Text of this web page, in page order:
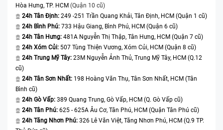
Hòa Hưng, TP. HCM (Quận 10 cũ)
24h Tân Định: 249 -251 Trần Quang Khải, Tân Định, HCM (Quận 1 cũ)
24h Bình Phú: 733 Hậu Giang, Bình Phú, HCM (Quận 6 cũ)
24h Tân Hưng: 481A Nguyễn Thị Thập, Tân Hưng, HCM (Quận 7 cũ)
24h Xóm Củi: 507 Tùng Thiện Vương, Xóm Củi, HCM (Quận 8 cũ)
24h Trung Mỹ Tây: 23M Nguyễn Ảnh Thủ, Trung Mỹ Tây, HCM (Q.12
cũ)
24h Tân Sơn Nhất: 198 Hoàng Văn Thụ, Tân Sơn Nhất, HCM (Tân
Bình cũ)
24h Gò Vấp: 389 Quang Trung, Gò Vấp, HCM (Q. Gò Vấp cũ)
24h Tân Phú: 625 - 625A Âu Cơ, Tân Phú, HCM (Quận Tân Phú cũ)
24h Tăng Nhơn Phú: 326 Lê Văn Việt, Tăng Nhơn Phú, HCM (Q.9 TP.